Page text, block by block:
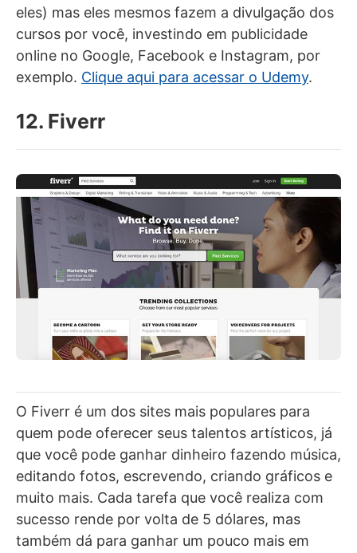
eles) mas eles mesmos fazem a divulgação dos
cursos por você, investindo em publicidade
online no Google, Facebook e Instagram, por
exemplo. Clique aqui para acessar o Udemy.
12. Fiverr
O Fiverr é um dos sites mais populares para
quem pode oferecer seus talentos artísticos, já
que você pode ganhar dinheiro fazendo música,
editando fotos, escrevendo, criando gráficos e
muito mais. Cada tarefa que você realiza com
sucesso rende por volta de 5 dólares, mas
também dá para ganhar um pouco mais em